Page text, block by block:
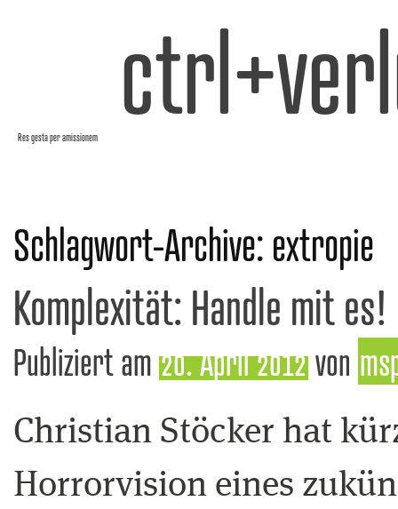
Res gesta per amissionem
Schlagwort-Archive:extropie
Komplexität: Handle mit es!
Publiziert am 20. April 2012von
Christian Stöcker hat
Horrorvision eines